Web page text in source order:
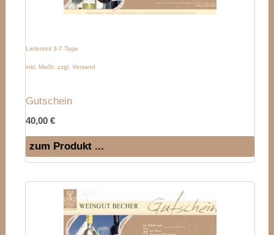
Lieferzeit 3-7 Tage
inkl. MwSt. zzgl. Versand
Gutschein
40,00€
zum Produkt ...